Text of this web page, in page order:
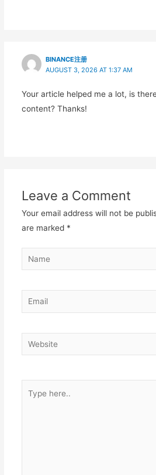
BINANCE注册
AUGUST 3, 2026 AT 1:37 AM
Your article helped me a lot, is
content? Thanks!
Leave a Comment
Your email address will not be
are marked *
Name
Email
Website
here..